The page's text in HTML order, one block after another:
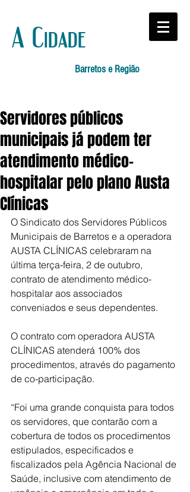
A Cidade
Barretos e Região
Servidores públicos
municipais já podem ter
atendimento médico-
hospitalar pelo plano Austa
Clínicas
O Sindicato dos Servidores Públicos
Municipais de Barretos e a operadora
AUSTA CLÍNICAS celebraram na
última terça-feira, 2 de outubro,
contrato de atendimento médico-
hospitalar aos associados
conveniados e seus dependentes.
O contrato com operadora AUSTA
CLÍNICAS atenderá 100% dos
procedimentos, através do pagamento
de co-participação.
“Foi uma grande conquista para todos
os servidores, que contarão com a
cobertura de todos os procedimentos
estipulados, especificados e
fiscalizados pela Agência Nacional de
Saúde, inclusive com atendimento de